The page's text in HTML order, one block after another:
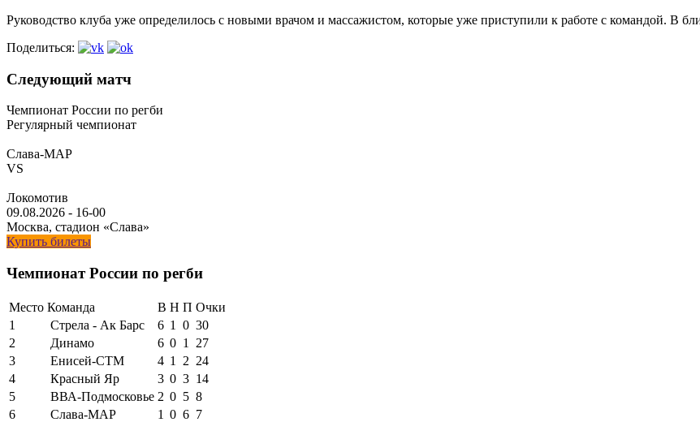
Руководство клуба уже определилось с новыми врачом и массажистом, которые уже приступили к работе с командой. В
Поделиться:
Следующий матч
Чемпионат России по регби
Регулярный чемпионат
Слава-МАР
VS
Локомотив
09.08.2026 - 16-00
Москва, стадион «Слава»
Купить билеты
Чемпионат России по регби
Место Команда В Н П Очки
1
Стрела - Ак Барс 6 1 0 30
2
Динамо 6 0 1
27
3
Енисей-СТМ 4 1 2 24
4
Красный Яр 3 0 3 14
5
ВВА-Подмосковье 2 0 5 8
6
Слава-МАР 1 0 6 7